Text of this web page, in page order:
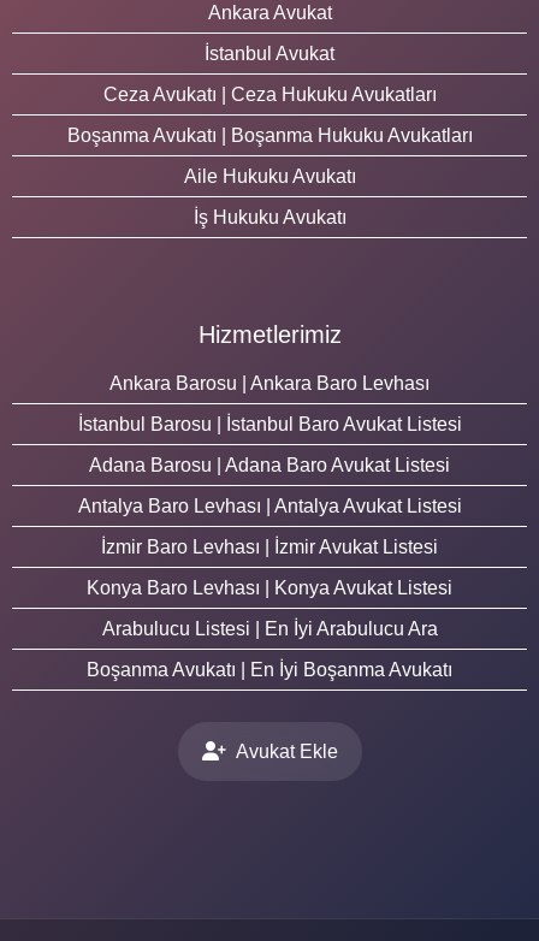
Ankara Avukat
İstanbul Avukat
Ceza Avukatı | Ceza Hukuku Avukatları
Boşanma Avukatı | Boşanma Hukuku Avukatları
Aile Hukuku Avukatı
İş Hukuku Avukatı
Hizmetlerimiz
Ankara Barosu | Ankara Baro Levhası
İstanbul Barosu | İstanbul Baro Avukat Listesi
Adana Barosu | Adana Baro Avukat Listesi
Antalya Baro Levhası | Antalya Avukat Listesi
İzmir Baro Levhası | İzmir Avukat Listesi
Konya Baro Levhası | Konya Avukat Listesi
Arabulucu Listesi | En İyi Arabulucu Ara
Boşanma Avukatı | En İyi Boşanma Avukatı
Avukat Ekle